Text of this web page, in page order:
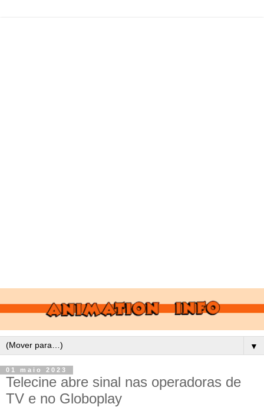
▼
01 maio 2023
Telecine abre sinal nas operadoras de
TV e no Globoplay